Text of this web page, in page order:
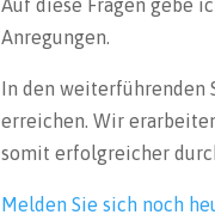
Auf diese Fragen gebe
Anregungen.
In den weiterführenden
erreichen. Wir
somit erfolgreicher
Melden Sie sich noch